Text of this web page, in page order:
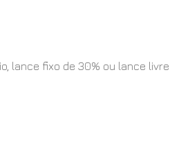
lance fixo de 30% ou lance livre